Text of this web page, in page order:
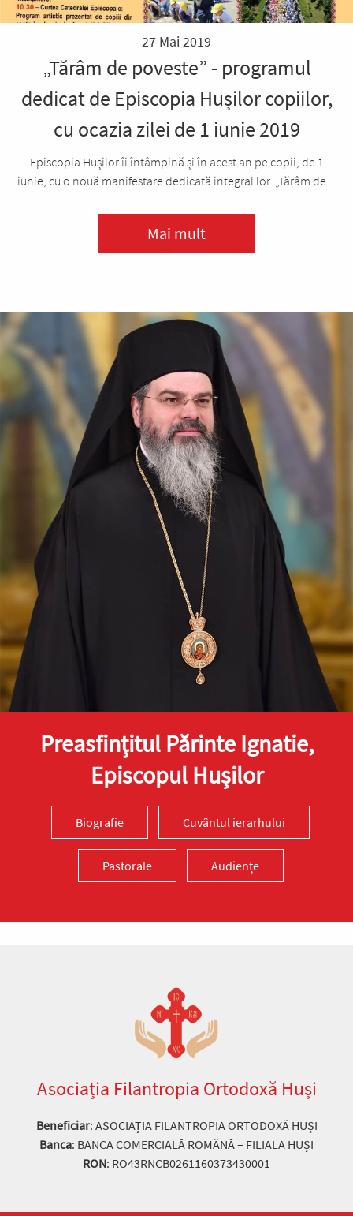
27 Mai 2019
„Tărâm de poveste” - programul
dedicat de Episcopia Hușilor copiilor,
cu ocazia zilei de 1 iunie 2019
Episcopia Hușilor îi întâmpină și în acest an pe copii, de 1
iunie, cu o nouă manifestare dedicată integral lor. „Tărâm de...
Mai mult
Preasfinţitul Părinte Ignatie,
Episcopul Hușilor
Biografie Cuvântul ierarhului
Pastorale Audiențe
Asociația Filantropia Ortodoxă Huși
Beneficiar: ASOCIAȚIA FILANTROPIA ORTODOXĂ HUȘI
Banca: BANCA COMERCIALĂ ROMÂNĂ – FILIALA HUȘI
RON: RO43RNCB0261160373430001